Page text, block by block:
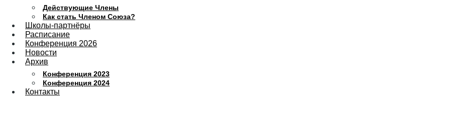
Действующие Члены
Как стать Членом Союза?
Школы-партнёры
Расписание
Конференция 2026
Новости
Архив
Конференция 2023
Конференция 2024
Контакты